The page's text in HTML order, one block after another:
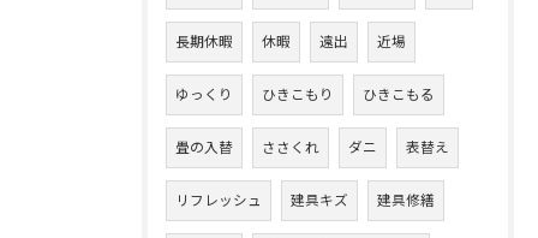
長期休暇 休暇 遠出 近場
ゆっくり ひきこもり ひきこもる
畳の入替 ささくれ ダニ 表替え
リフレッシュ 建具キズ 建具修繕